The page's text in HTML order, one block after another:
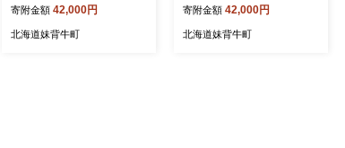
月発送
寄附金額 42,000円
北海道妹背牛町
0月発送
寄附金額 42,000円
北海道妹背牛町